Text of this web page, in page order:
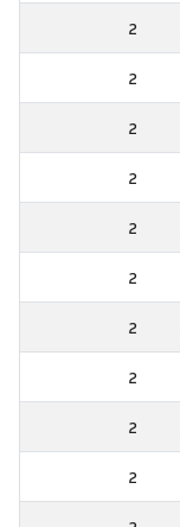
2
2
2
2
2
2
2
2
2
2